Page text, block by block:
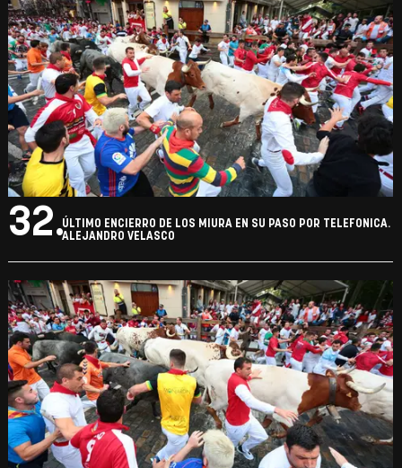
32.ÚLTIMO ENCIERRO DE LOS MIURA EN SU PASO POR TELEFONICA.
ALEJANDRO VELASCO